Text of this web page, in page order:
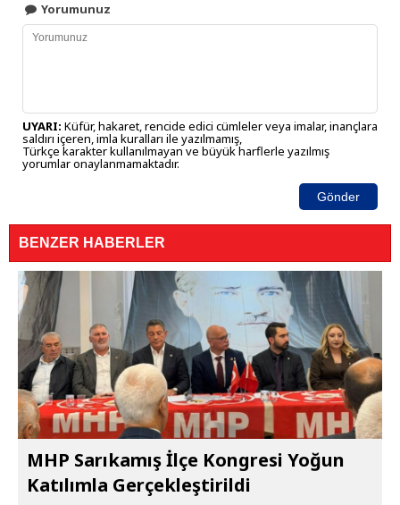
Yorumunuz
UYARI: Küfür, hakaret, rencide edici cümleler veya imalar, inançlara
saldırı içeren, imla kuralları ile yazılmamış,
Türkçe karakter kullanılmayan ve büyük harflerle yazılmış
yorumlar onaylanmamaktadır.
Gönder
BENZER HABERLER
MHP Sarıkamış İlçe Kongresi Yoğun
Katılımla Gerçekleştirildi